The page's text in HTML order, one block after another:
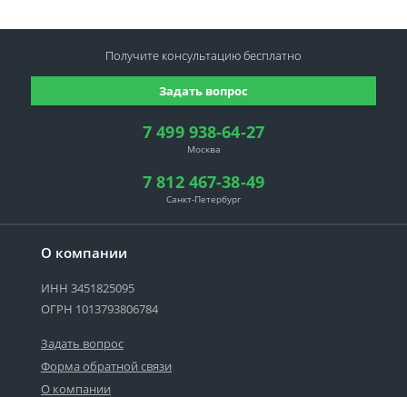
О компании
ИНН 3451825095
ОГРН 1013793806784
Задать вопрос
Форма обратной связи
О компании
7 499 938-64-27
Москва
7 812 467-38-49
Санкт-Петербург
Задать вопрос
Получите консультациюбесплатно